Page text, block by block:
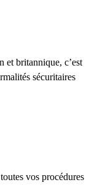
et britannique, c’est
sécuritaires
vos procédures